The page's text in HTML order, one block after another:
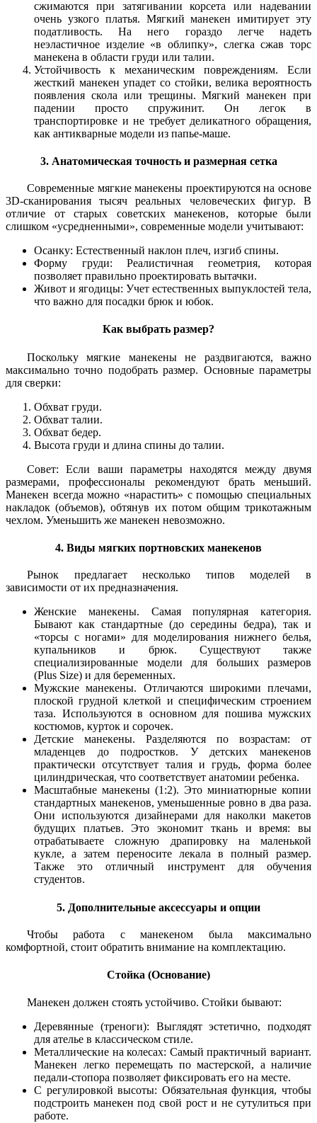
сжимаются при затягивании корсета или надевании
очень узкого платья. Мягкий манекен имитирует эту
податливость. На него гораздо легче надеть
неэластичное изделие «в облипку», слегка сжав торс
манекена в области груди или талии.
Устойчивость к механическим повреждениям. Если
жесткий манекен упадет со стойки, велика вероятность
появления скола или трещины. Мягкий манекен при
падении просто спружинит. Он легок в
транспортировке и не требует деликатного обращения,
как антикварные модели из папье-маше.
3. Анатомическая точность и размерная сетка
Современные мягкие манекены проектируются на основе
3D-сканирования тысяч реальных человеческих фигур. В
отличие от старых советских манекенов, которые были
слишком «усредненными», современные модели учитывают:
Осанку: Естественный наклон плеч, изгиб спины.
Форму груди: Реалистичная геометрия, которая
позволяет правильно проектировать вытачки.
Живот и ягодицы: Учет естественных выпуклостей тела,
что важно для посадки брюк и юбок.
Как выбрать размер?
Поскольку мягкие манекены не раздвигаются, важно
максимально точно подобрать размер. Основные параметры
для сверки:
Обхват груди.
Обхват талии.
Обхват бедер.
Высота груди и длина спины до талии.
Совет: Если ваши параметры находятся между двумя
размерами, профессионалы рекомендуют брать меньший.
Манекен всегда можно «нарастить» с помощью специальных
накладок (объемов), обтянув их потом общим трикотажным
чехлом. Уменьшить же манекен невозможно.
4. Виды мягких портновских манекенов
Рынок предлагает несколько типов моделей в
зависимости от их предназначения.
Женские манекены. Самая популярная категория.
Бывают как стандартные (до середины бедра), так и
«торсы с ногами» для моделирования нижнего белья,
купальников и брюк. Существуют также
специализированные модели для больших размеров
(Plus Size) и для беременных.
Мужские манекены. Отличаются широкими плечами,
плоской грудной клеткой и специфическим строением
таза. Используются в основном для пошива мужских
костюмов, курток и сорочек.
Детские манекены. Разделяются по возрастам: от
младенцев до подростков. У детских манекенов
практически отсутствует талия и грудь, форма более
цилиндрическая, что соответствует анатомии ребенка.
Масштабные манекены (1:2). Это миниатюрные копии
стандартных манекенов, уменьшенные ровно в два раза.
Они используются дизайнерами для наколки макетов
будущих платьев. Это экономит ткань и время: вы
отрабатываете сложную драпировку на маленькой
кукле, а затем переносите лекала в полный размер.
Также это отличный инструмент для обучения
студентов.
5. Дополнительные аксессуары и опции
Чтобы работа с манекеном была максимально
комфортной, стоит обратить внимание на комплектацию.
Стойка (Основание)
Манекен должен стоять устойчиво. Стойки бывают:
Деревянные (треноги): Выглядят эстетично, подходят
для ателье в классическом стиле.
Металлические на колесах: Самый практичный вариант.
Манекен легко перемещать по мастерской, а наличие
педали-стопора позволяет фиксировать его на месте.
С регулировкой высоты: Обязательная функция, чтобы
подстроить манекен под свой рост и не сутулиться при
работе.